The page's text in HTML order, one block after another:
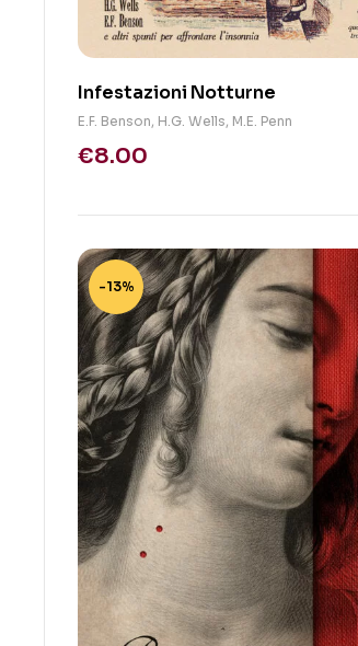
Infestazioni Notturne
E.F. Benson, H.G. Wells, M.E. Penn
€8.00
-13%